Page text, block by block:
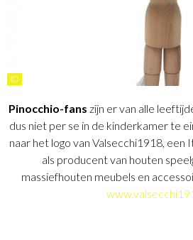
©
Pinocchio-fans zijn er van alle
dus niet per se in de kinderkamer te
naar het logo van Valsecchi1918,
als producent van houten
massiefhouten meubels en